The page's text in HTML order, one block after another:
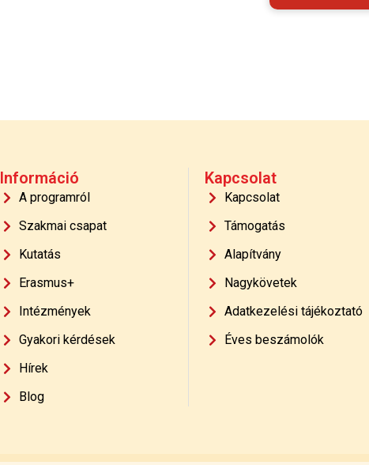
Információ
A programról
Szakmai csapat
Kutatás
Erasmus+
Intézmények
Gyakori kérdések
Hírek
Blog
Kapcsolat
Kapcsolat
Támogatás
Alapítvány
Nagykövetek
Adatkezelési tájékoztató
Éves beszámolók